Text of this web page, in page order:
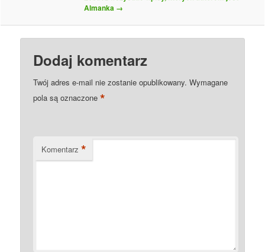
Almanka →
Dodaj komentarz
Twój adres e-mail nie zostanie opublikowany. Wymagane
pola są oznaczone*
Komentarz *